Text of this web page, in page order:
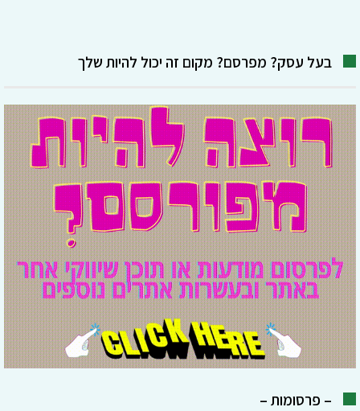
בעל עסק? מפרסם? מקום זה יכול להיות שלך
– פרסומות –